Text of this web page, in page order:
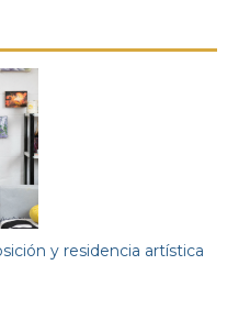
y residencia artística